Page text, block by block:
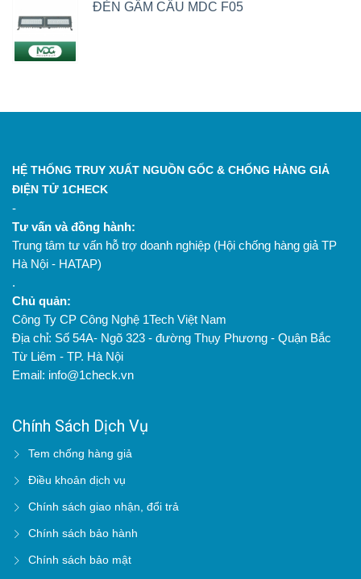
ĐÈN GẦM CẦU MDC F05
HỆ THỐNG TRUY XUẤT NGUỒN GỐC & CHỐNG HÀNG GIẢ
ĐIỆN TỬ 1CHECK
-
Tư vấn và đồng hành:
Trung tâm tư vấn hỗ trợ doanh nghiệp (Hội chống hàng giả TP
Hà Nội - HATAP)
.
Chủ quản:
Công Ty CP Công Nghệ 1Tech Việt Nam
Địa chỉ: Số 54A- Ngõ 323 - đường Thụy Phương - Quận Bắc
Từ Liêm - TP. Hà Nội
Email: info@1check.vn
Chính Sách Dịch Vụ
Tem chống hàng giả
Điều khoản dịch vụ
Chính sách giao nhận, đổi trả
Chính sách bảo hành
Chính sách bảo mật